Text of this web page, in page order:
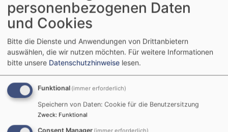
Startseite
Ev. Luth. Kirchengemeinde Holzschwang -
Hausen
Holzschwang / Hausen- Wir stellen uns vor
Holzschwang - Hausen - Pfarramt
personenbezogenen Daten
und Cookies
Bitte die Dienste und Anwendungen von Drittanbietern
auswählen, die wir nutzen möchten. Für weitere Informationen
bitte unsere Datenschutzhinweise lesen.
Funktional (immer erforderlich)
Speichern von Daten: Cookie für die Benutzersitzung
Zweck: Funktional
Consent Manager (immer erforderlich)